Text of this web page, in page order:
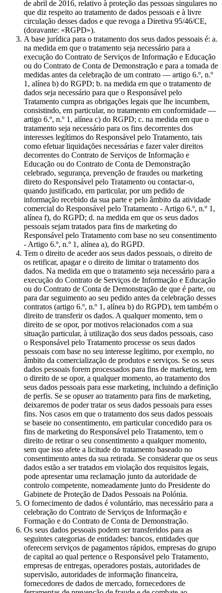
de abril de 2016, relativo à proteção das pessoas singulares no
que diz respeito ao tratamento de dados pessoais e à livre
circulação desses dados e que revoga a Diretiva 95/46/CE,
(doravante: «RGPD»).
A base jurídica para o tratamento dos seus dados pessoais é: a.
na medida em que o tratamento seja necessário para a
execução do Contrato de Serviços de Informação e Educação
ou do Contrato de Conta de Demonstração e para a tomada de
medidas antes da celebração de um contrato — artigo 6.º, n.º
1, alínea b) do RGPD; b. na medida em que o tratamento de
dados seja necessário para que o Responsável pelo
Tratamento cumpra as obrigações legais que lhe incumbem,
consistindo, em particular, no tratamento em conformidade —
artigo 6.º, n.º 1, alínea c) do RGPD; c. na medida em que o
tratamento seja necessário para os fins decorrentes dos
interesses legítimos do Responsável pelo Tratamento, tais
como efetuar liquidações necessárias e fazer valer direitos
decorrentes do Contrato de Serviços de Informação e
Educação ou do Contrato de Conta de Demonstração
celebrado, segurança, prevenção de fraudes ou marketing
direto do Responsável pelo Tratamento ou contactar-o,
quando justificado, em particular, por um pedido de
informação recebido da sua parte e pelo âmbito da atividade
comercial do Responsável pelo Tratamento - Artigo 6.º, n.º 1,
alínea f), do RGPD; d. na medida em que os seus dados
pessoais sejam tratados para fins de marketing do
Responsável pelo Tratamento com base no seu consentimento
- Artigo 6.º, n.º 1, alínea a), do RGPD.
Tem o direito de aceder aos seus dados pessoais, o direito de
os retificar, apagar e o direito de limitar o tratamento dos
dados. Na medida em que o tratamento seja necessário para a
execução do Contrato de Serviços de Informação e Educação
ou do Contrato de Conta de Demonstração de que é parte, ou
para dar seguimento ao seu pedido antes da celebração desses
contratos (artigo 6.º, n.º 1, alínea b) do RGPD), tem também o
direito de transferir os dados. A qualquer momento, tem o
direito de se opor, por motivos relacionados com a sua
situação particular, à utilização dos seus dados pessoais, caso
o Responsável pelo Tratamento processe os seus dados
pessoais com base no seu interesse legítimo, por exemplo, no
âmbito da comercialização de produtos e serviços. Se os seus
dados pessoais forem processados para fins de marketing, tem
o direito de se opor, a qualquer momento, ao tratamento dos
seus dados pessoais para esse marketing, incluindo a definição
de perfis. Se se opuser ao tratamento para fins de marketing,
deixaremos de poder tratar os seus dados pessoais para esses
fins. Nos casos em que o tratamento dos seus dados pessoais
se baseie no consentimento, em particular concedido para os
fins de marketing do Responsável pelo Tratamento, tem o
direito de retirar o seu consentimento a qualquer momento,
sem que isso afete a licitude do tratamento baseado no
consentimento antes da sua retirada. Se considerar que os seus
dados estão a ser tratados em violação dos requisitos legais,
pode apresentar uma reclamação junto da autoridade de
controlo competente, nomeadamente junto do Presidente do
Gabinete de Proteção de Dados Pessoais na Polónia.
O fornecimento de dados é voluntário, mas necessário para a
celebração do Contrato de Serviços de Informação e
Formação e do Contrato de Conta de Demonstração.
Os seus dados pessoais podem ser transferidos para as
seguintes categorias de entidades: bancos, entidades que
oferecem serviços de pagamentos rápidos, empresas do grupo
de capital ao qual pertence o Responsável pelo Tratamento,
empresas de entregas, operadores postais, autoridades de
supervisão, autoridades de informação financeira,
fornecedores de dados de mercado, fornecedores de